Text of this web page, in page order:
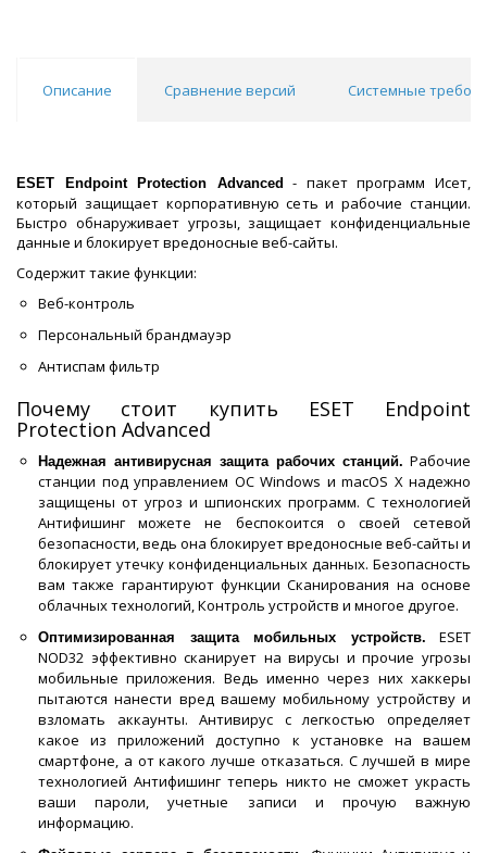
Описание Сравнение версий Системные
ESET Endpoint Protection Advanced
- пакет программ Исет,
который защищает корпоративную сеть и рабочие станции.
Быстро обнаруживает угрозы, защищает конфиденциальные
данные и блокирует вредоносные веб-сайты.
Содержит такие функции:
Веб-контроль
Персональный брандмауэр
Антиспам фильтр
Почему стоит купить ESET Endpoint
Protection Advanced
Надежная антивирусная защита рабочих станций. Рабочие
станции под управлением ОС Windows и macOS Х надежно
защищены от угроз и шпионских программ. С технологией
Антифишинг можете не беспокоится о своей сетевой
безопасности, ведь она блокирует вредоносные веб-сайты и
блокирует утечку конфиденциальных данных. Безопасность
вам также гарантируют функции Сканирования на основе
облачных технологий, Контроль устройств и многое другое.
Оптимизированная защита мобильных устройств.
ESET
NOD32 эффективно сканирует на вирусы и прочие угрозы
мобильные приложения. Ведь именно через них хаккеры
пытаются нанести вред вашему мобильному устройству и
взломать аккаунты. Антивирус с легкостью определяет
какое из приложений доступно к установке на вашем
смартфоне, а от какого лучше отказаться. С лучшей в мире
технологией Антифишинг теперь никто не сможет украсть
ваши пароли, учетные записи и прочую важную
информацию.